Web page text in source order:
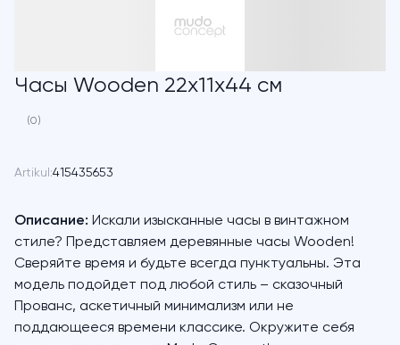
Часы Wooden 22х11х44 см
(0)
Artikul:415435653
Описание: Искали изысканные часы в винтажном
стиле? Представляем деревянные часы Wooden!
Сверяйте время и будьте всегда пунктуальны. Эта
модель подойдет под любой стиль – сказочный
Прованс, аскетичный минимализм или не
поддающееся времени классике. Окружите себя